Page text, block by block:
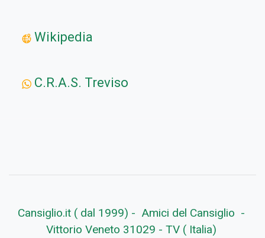
Wikipedia
C.R.A.S. Treviso
Cansiglio.it ( dal 1999) - Amici del Cansiglio -
Vittorio Veneto 31029 - TV ( Italia)